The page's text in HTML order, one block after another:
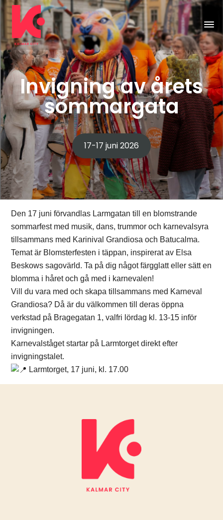
Invigning av årets
sommargata
17-17 juni 2026
Den 17 juni förvandlas Larmgatan till en blomstrande
sommarfest med musik, dans, trummor och karnevalsyra
tillsammans med Karinival Grandiosa och Batucalma.
Temat är Blomsterfesten i täppan, inspirerat av Elsa
Beskows sagovärld. Ta på dig något färgglatt eller sätt en
blomma i håret och gå med i karnevalen!
Vill du vara med och skapa tillsammans med Karneval
Grandiosa? Då är du välkommen till deras öppna
verkstad på Bragegatan 1, valfri lördag kl. 13-15 inför
invigningen.
Karnevalståget startar på Larmtorget direkt efter
invigningstalet.
Larmtorget, 17 juni, kl. 17.00